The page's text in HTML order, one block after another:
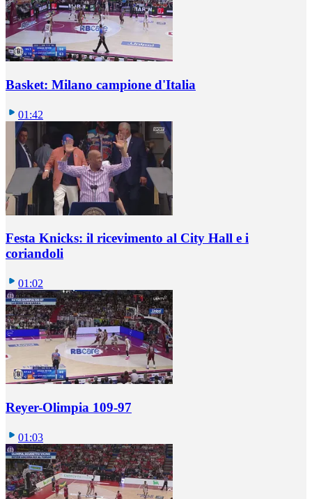
Basket: Milano campione d'Italia
01:42
Festa Knicks: il ricevimento al City Hall e i
coriandoli
01:02
Reyer-Olimpia 109-97
01:03